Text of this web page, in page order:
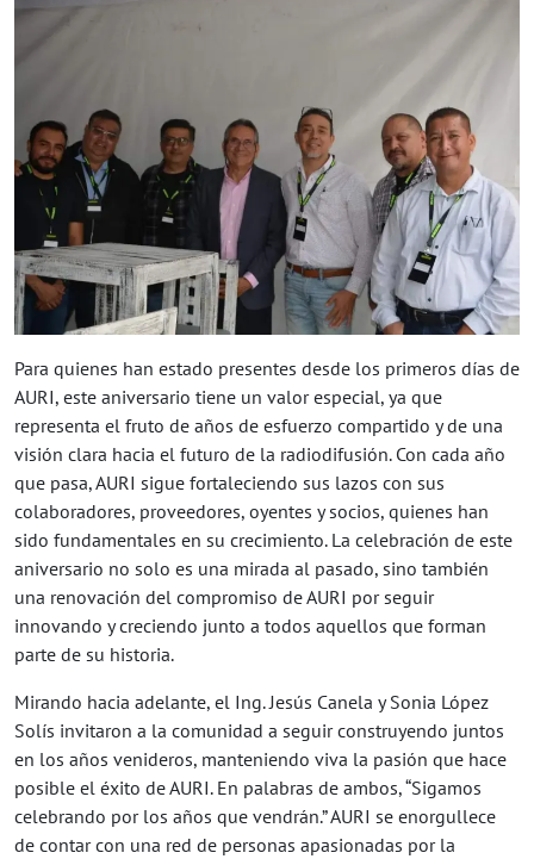
Para quienes han estado presentes desde los primeros días de
AURI, este aniversario tiene un valor especial, ya que
representa el fruto de años de esfuerzo compartido y de una
visión clara hacia el futuro de la radiodifusión. Con cada año
que pasa, AURI sigue fortaleciendo sus lazos con sus
colaboradores, proveedores, oyentes y socios, quienes han
sido fundamentales en su crecimiento. La celebración de este
aniversario no solo es una mirada al pasado, sino también
una renovación del compromiso de AURI por seguir
innovando y creciendo junto a todos aquellos que forman
parte de su historia.
Mirando hacia adelante, el Ing. Jesús Canela y Sonia López
Solís invitaron a la comunidad a seguir construyendo juntos
en los años venideros, manteniendo viva la pasión que hace
posible el éxito de AURI. En palabras de ambos, “Sigamos
celebrando por los años que vendrán.” AURI se enorgullece
de contar con una red de personas apasionadas por la